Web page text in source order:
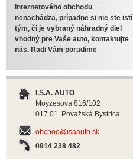
internetového obchodu
nenachádza, prípadne si nie ste istí
tým, či je vybraný náhradný diel
vhodný pre Vaše auto, kontaktujte
nás. Radi Vám poradíme
I.S.A. AUTO
Moyzesova 816/102
017 01 Považská Bystrica
obchod@isaauto.sk
0914 238 482